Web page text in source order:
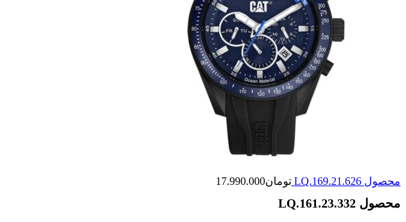
محصول LQ.169.21.626 تومان17.990.000
محصول LQ.161.23.332